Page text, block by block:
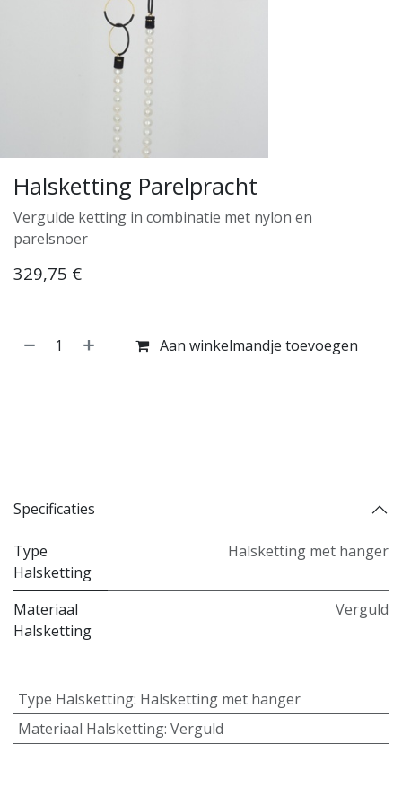
Halsketting Parelpracht
Vergulde ketting in combinatie met nylon en
parelsnoer
329,75 €
Aan winkelmandje toevoegen
Specificaties
Type
Halsketting
Halsketting met hanger
Materiaal
Halsketting
Verguld
Type Halsketting: Halsketting met hanger
Materiaal Halsketting: Verguld